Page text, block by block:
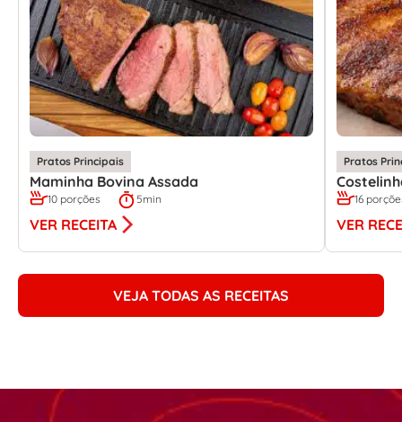
Pratos Principais
Maminha Bovina Assada
10 porções 5min
VER RECEITA
Pratos
16
VER
VEJA TODAS AS RECEITAS